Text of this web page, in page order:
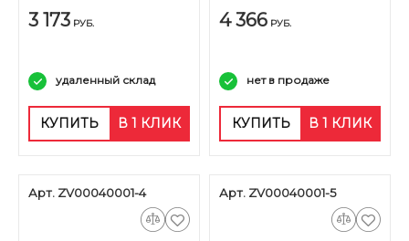
3 173 РУБ.
удаленный склад
КУПИТЬ В 1 КЛИК
4 366 РУБ.
нет в продаже
КУПИТЬ В 1 КЛИК
Арт. ZV00040001-4 Арт. ZV00040001-5